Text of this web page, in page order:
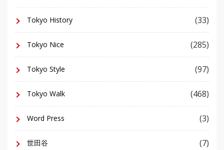
Tokyo History (33)
Tokyo Nice (285)
Tokyo Style (97)
Tokyo Walk (468)
Word Press (3)
世田谷 (7)